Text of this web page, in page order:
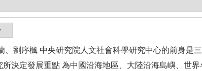
劉序楓 中央研究院人文社會科學研究中心的前身是
所決定發展重點 為中國沿海地區、大陸沿海島嶼、世